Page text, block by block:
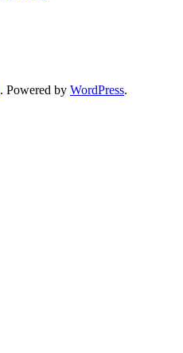
. Powered by WordPress.